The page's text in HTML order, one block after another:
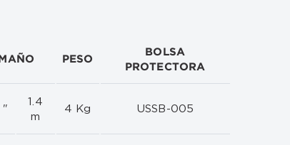
PESO
BOLSA
PROTECTORA
"
1.4
m
4 Kg USSB-005